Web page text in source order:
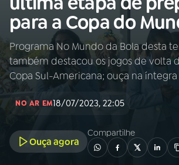
AO VIVO
01INÍCIO
02A RÁDIO
03PROGRAMAÇÃO
para a Copa do
Programa No Mundo da Bola desta
também destacou os jogos de volta
Copa Sul-Americana; ouça na íntegra
NO AR EM18/07/2023, 22:05
Ouça agora
Compartilhe